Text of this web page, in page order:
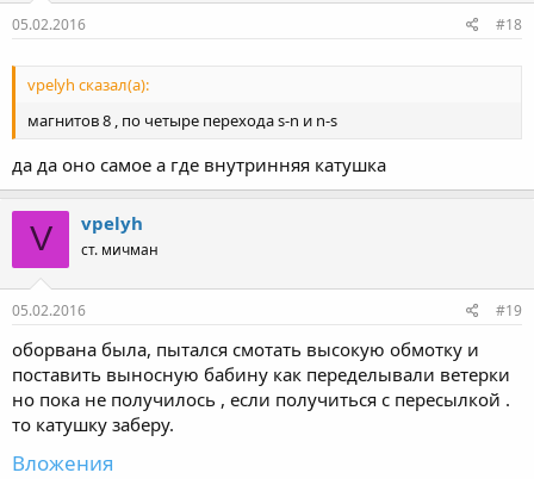
05.02.2016 #18
vpelyh сказал(а):
магнитов 8 , по четыре перехода s-n и n-s
да да оно самое а где внутринняя катушка
V vpelyh
ст. мичман
05.02.2016 #19
оборвана была, пытался смотать высокую обмотку и
поставить выносную бабину как переделывали ветерки
но пока не получилось , если получиться с пересылкой .
то катушку заберу.
Вложения